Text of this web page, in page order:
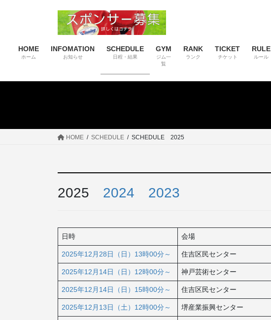
HOME
ホーム
INFOMATION
お知らせ
SCHEDULE
日程・結果
GYM
ジム一
覧
RANK
ランク
TICKET
チケット
RULE
ルール
HOME SCHEDULE SCHEDULE 2025
2025 2024 2023
日時 会場
2025年12月28日（日）13時00分～ 住吉区民センター
2025年12月14日（日）12時00分～ 神戸芸術センター
2025年12月14日（日）15時00分～ 住吉区民センター
2025年12月13日（土）12時00分～ 堺産業振興センター